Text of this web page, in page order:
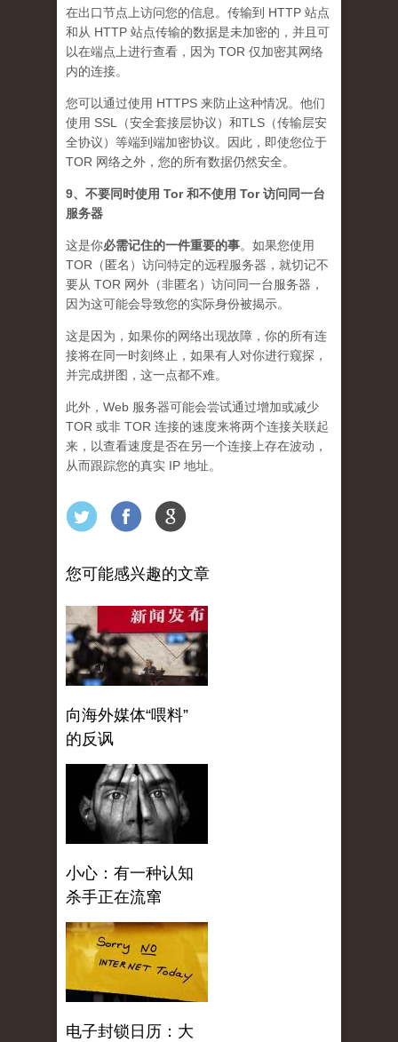
在出口节点上访问您的信息。传输到 HTTP 站点
和从 HTTP 站点传输的数据是未加密的，并且可
以在端点上进行查看，因为 TOR 仅加密其网络
内的连接。
您可以通过使用 HTTPS 来防止这种情况。他们
使用 SSL（安全套接层协议）和TLS（传输层安
全协议）等端到端加密协议。因此，即使您位于
TOR 网络之外，您的所有数据仍然安全。
9、不要同时使用 Tor 和不使用 Tor 访问同一台
服务器
这是你必需记住的一件重要的事。如果您使用
TOR（匿名）访问特定的远程服务器，就切记不
要从 TOR 网外（非匿名）访问同一台服务器，
因为这可能会导致您的实际身份被揭示。
这是因为，如果你的网络出现故障，你的所有连
接将在同一时刻终止，如果有人对你进行窥探，
并完成拼图，这一点都不难。
此外，Web 服务器可能会尝试通过增加或减少
TOR 或非 TOR 连接的速度来将两个连接关联起
来，以查看速度是否在另一个连接上存在波动，
从而跟踪您的真实 IP 地址。
您可能感兴趣的文章
向海外媒体“喂料”
的反讽
小心：有一种认知
杀手正在流窜
电子封锁日历：大